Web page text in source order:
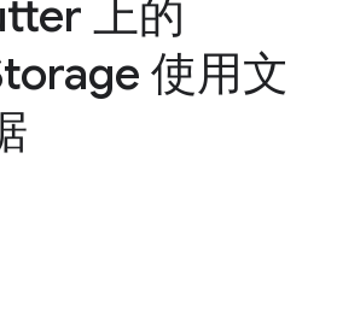
上的
使用文